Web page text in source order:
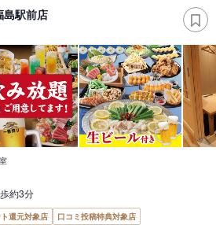
駅前店
約3分
還元対象店
口コミ投稿特典対象店